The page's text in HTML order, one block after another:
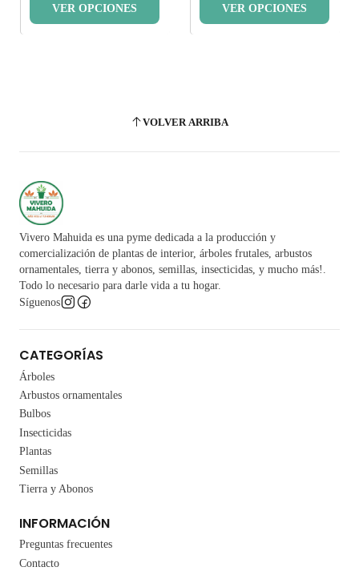
VER OPCIONES VER OPCIONES
VOLVER ARRIBA
Vivero Mahuida es una pyme dedicada a la producción y
comercialización de plantas de interior, árboles frutales, arbustos
ornamentales, tierra y abonos, semillas, insecticidas, y mucho más!.
Todo lo necesario para darle vida a tu hogar.
Síguenos
CATEGORÍAS
Árboles
Arbustos ornamentales
Bulbos
Insecticidas
Plantas
Semillas
Tierra y Abonos
INFORMACIÓN
Preguntas frecuentes
Contacto